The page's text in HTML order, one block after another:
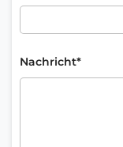
Nachricht*